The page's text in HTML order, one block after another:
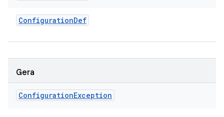
ConfigurationDef
Gera
ConfigurationException